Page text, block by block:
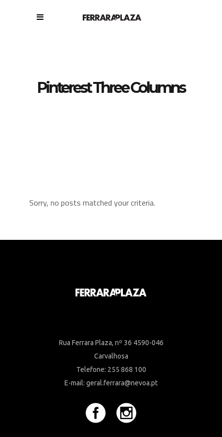
Pinterest Three Columns
Sorry, no posts matched your criteria.
Rua Ferrara Plaza, nº 36 4590-046
Carvalhosa
Telefone: 255 868 100
E-mail: geral.ferrara@nevoa.pt